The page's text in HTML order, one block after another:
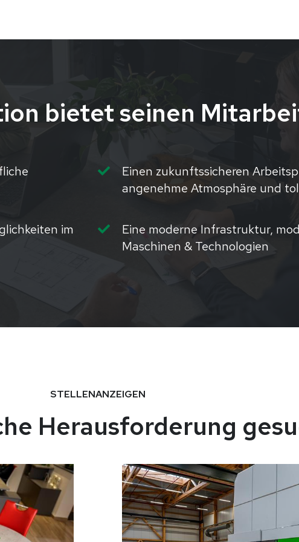
bietet seinen
Einen zukunftssicheren
angenehme Atmosphäre und
im
Eine moderne Infrastruktur,
Maschinen & Technologien
STELLENANZEIGEN
Herausforderung